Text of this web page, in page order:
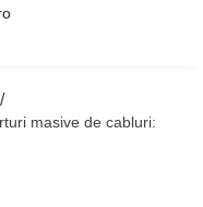
masive de cabluri: